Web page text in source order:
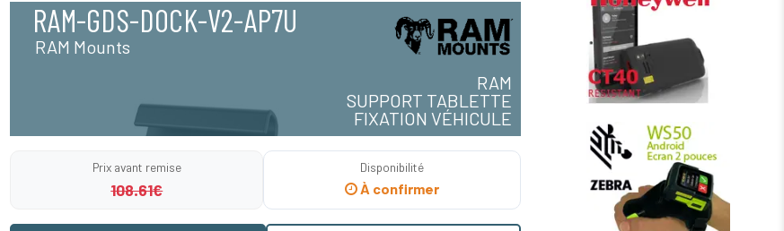
RAM-GDS-DOCK-V2-AP7U
RAM Mounts
RAM
SUPPORT TABLETTE
FIXATION VÉHICULE
Prix avant remise
108.61€
Disponibilité
À confirmer